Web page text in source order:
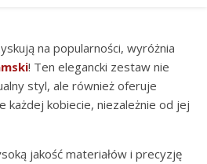
na popularności, wyróżnia
! Ten elegancki zestaw nie
styl, ale również oferuje
każdej kobiecie, niezależnie od jej
jakość materiałów i precyzję